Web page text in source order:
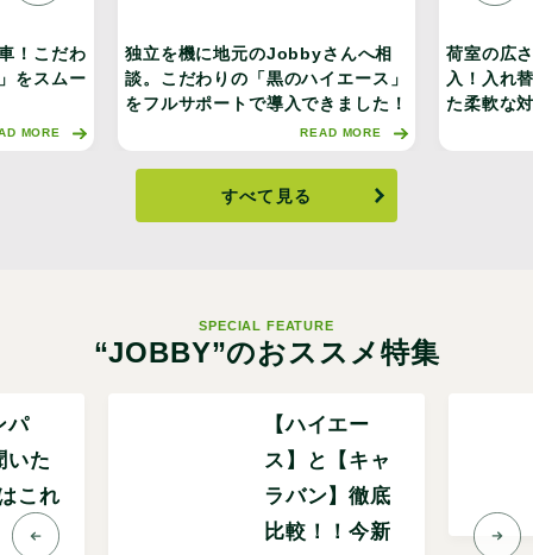
！こだわ
をスムー
MORE
独立を機に地元のJobbyさんへ相
談。こだわりの「黒のハイエース」
をフルサポートで導入できました！
READ MORE
荷室の広
入！入れ
た柔軟な
すべて見る
SPECIAL FEATURE
“JOBBY”のおススメ特集
パ
いた
これ
【ハイエー
ス】と【キャ
ラバン】徹底
比較！！今新